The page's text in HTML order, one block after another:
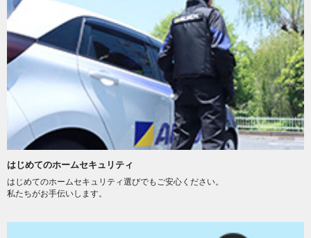
はじめてのホームセキュリティ
はじめてのホームセキュリティ選びでもご安心ください。
私たちがお手伝いします。